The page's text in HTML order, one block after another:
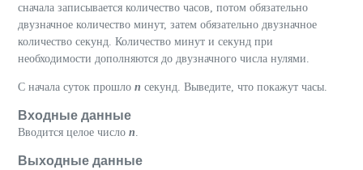
сначала записывается количество часов, потом обязательно
двузначное количество минут, затем обязательно двузначное
количество секунд. Количество минут и секунд при
необходимости дополняются до двузначного числа нулями.
С начала суток прошло n секунд. Выведите, что покажут часы.
Входные данные
Вводится целое число n
Выходные данные